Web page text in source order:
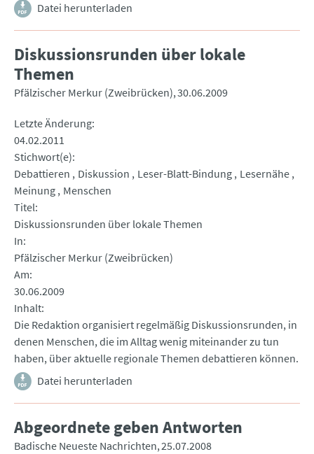
Datei herunterladen
Diskussionsrunden über lokale
Themen
Pfälzischer Merkur (Zweibrücken) 30.06.2009
Letzte Änderung
04.02.2011
Stichwort(e)
Debattieren
Diskussion Leser-Blatt-Bindung Lesernähe
Meinung Menschen
Titel
Diskussionsrunden über lokale Themen
In
Pfälzischer Merkur (Zweibrücken)
Am
30.06.2009
Inhalt
Die Redaktion organisiert regelmäßig Diskussionsrunden, in
denen Menschen, die im Alltag wenig miteinander zu tun
haben, über aktuelle regionale Themen debattieren können.
Datei herunterladen
Abgeordnete geben Antworten
Badische Neueste Nachrichten 25.07.2008